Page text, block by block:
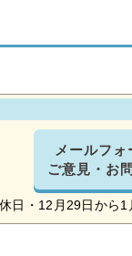
メールフォ
ご意見・お
日・12月29日から1